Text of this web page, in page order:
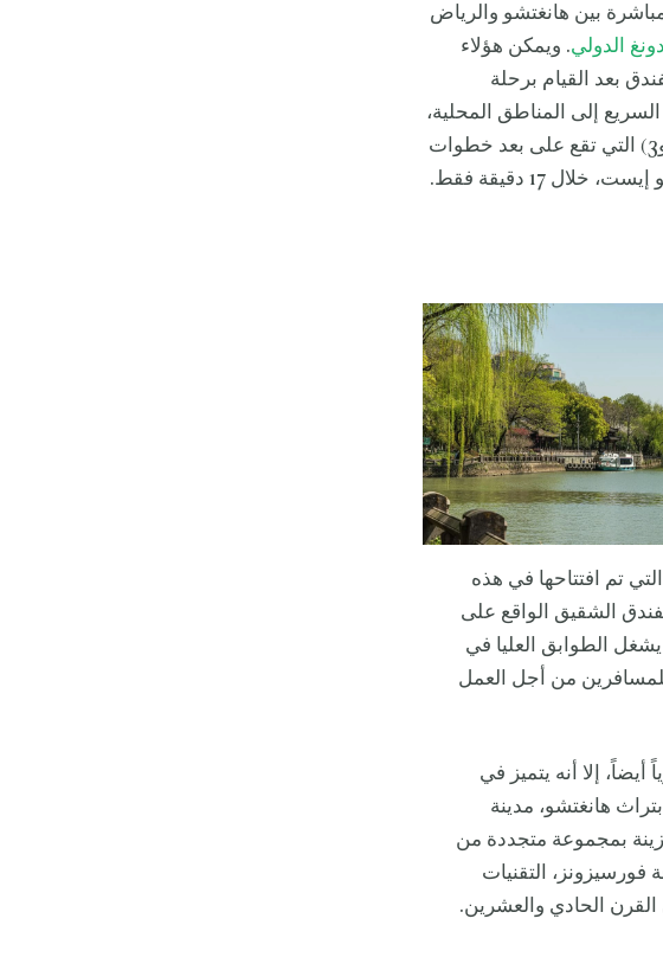
بين هانغتشو والرياض
الدولي. ويمكن هؤلاء
بعد القيام برحلة
السريع إلى المناطق المحلية،
يمكنهم الاستعانة بخدمات محطة مترو وولين سكوير (الخطان 1 و3) التي تقع على بعد خطوات
17 دقيقة فقط.
تم افتتاحها في هذه
الشقيق الواقع على
رسمياً في سبتمبر 2024، حيث بات يشغل الطوابق العليا في
من أجل العمل
إلا أنه يتميز في
هانغتشو، مدينة
هذا 214 غرفة وجناحاً مزينة بمجموعة متجددة من
فورسيزونز، التقنيات
القرن الحادي والعشرين.